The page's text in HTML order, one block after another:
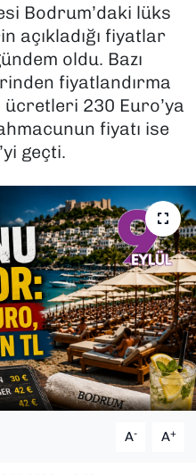
Bodrum’daki lüks
açıkladığı fiyatlar
oldu. Bazı
fiyatlandırma
ücretleri 230 Euro’ya
fiyatı ise
geçti.
A- A+